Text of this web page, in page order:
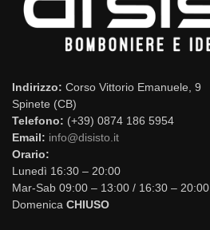
Indirizzo: Corso Vittorio Emanuele, 9
Spinete (CB)
Telefono: (+39) 0874 186 5954
Email: info@disisto.it
Orario:
Lunedì 16:30 – 20:00
Mar-Sab 09:00 – 13:00 / 16:30 – 20:00
Domenica CHIUSO